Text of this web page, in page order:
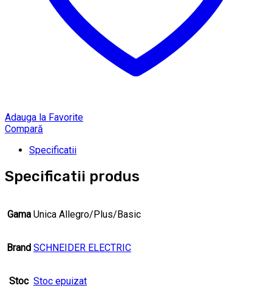
Adauga la Favorite
Compară
Specificatii
Specificatii produs
Gama Unica Allegro/Plus/Basic
Brand SCHNEIDER ELECTRIC
Stoc Stoc epuizat